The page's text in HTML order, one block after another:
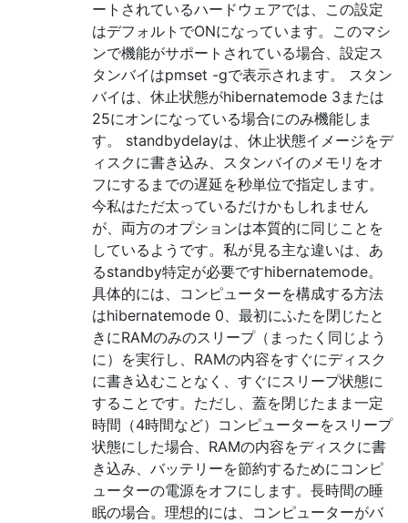
ートされているハードウェアでは、この設定
はデフォルトでONになっています。このマシ
ンで機能がサポートされている場合、設定ス
タンバイはpmset -gで表示されます。 スタン
バイは、休止状態がhibernatemode 3または
25にオンになっている場合にのみ機能しま
す。 standbydelayは、休止状態イメージをデ
ィスクに書き込み、スタンバイのメモリをオ
フにするまでの遅延を秒単位で指定します。
今私はただ太っているだけかもしれません
が、両方のオプションは本質的に同じことを
しているようです。私が見る主な違いは、あ
るstandby特定が必要ですhibernatemode。
具体的には、コンピューターを構成する方法
はhibernatemode 0、最初にふたを閉じたと
きにRAMのみのスリープ（まったく同じよう
に）を実行し、RAMの内容をすぐにディスク
に書き込むことなく、すぐにスリープ状態に
することです。ただし、蓋を閉じたまま一定
時間（4時間など）コンピューターをスリープ
状態にした場合、RAMの内容をディスクに書
き込み、バッテリーを節約するためにコンピ
ューターの電源をオフにします。長時間の睡
眠の場合。理想的には、コンピューターがバ